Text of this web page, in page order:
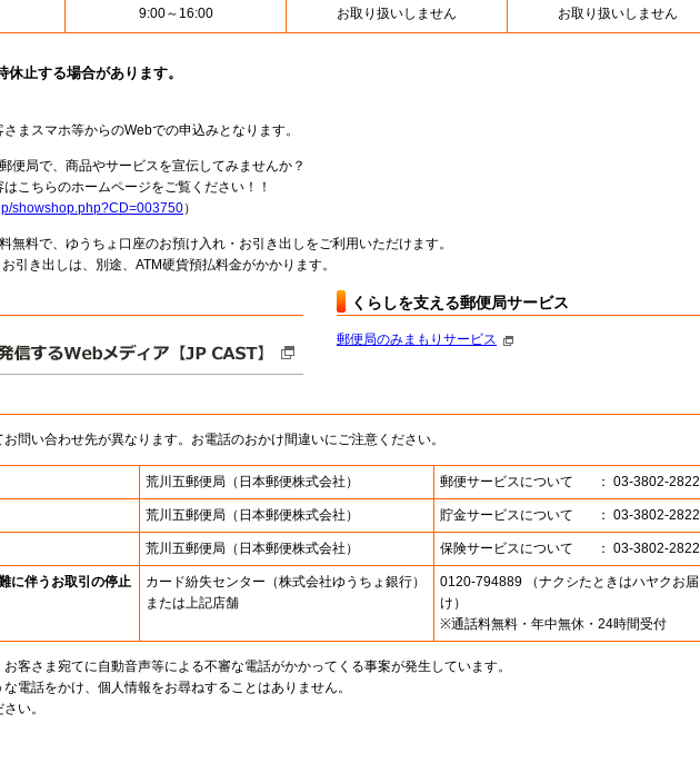
9:00～16:00 お取り扱いしません お取り扱いしません
止する場合があります。
まスマホ等からのWebでの申込みとなります。
便局で、商品やサービスを宣伝してみませんか？
こちらのホームページをご覧ください！！
showshop.php?CD=003750）
無料で、ゆうちょ口座のお預け入れ・お引き出しをご利用いただけます。
引き出しは、別途、ATM硬貨預払料金がかかります。
くらしを支える郵便局サービス
郵便局のみまもりサービス
問い合わせ先が異なります。お電話のおかけ間違いにご注意ください。
荒川五郵便局 （日本郵便株式会社） 郵便サービスについて ： 03-3802-2822
荒川五郵便局 （日本郵便株式会社） 貯金サービスについて ： 03-3802-2822
荒川五郵便局 （日本郵便株式会社） 保険サービスについて ： 03-3802-2822
に伴うお取引の停止 カード紛失センター （株式会社ゆうちょ銀行）
または上記店舗
0120-794889 （ナクシたときはハヤクお届
け）
※通話料無料・年中無休・24時間受付
客さま宛てに自動音声等による不審な電話がかかってくる事案が発生しています。
電話をかけ、個人情報をお尋ねすることはありません。
い。